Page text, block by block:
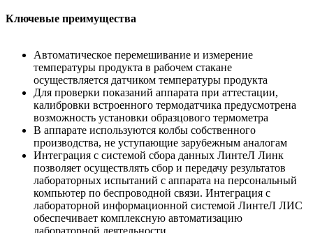
Ключевые преимущества
Автоматическое перемешивание и измерение
температуры продукта в рабочем стакане
осуществляется датчиком температуры продукта
Для проверки показаний аппарата при аттестации,
калибровки встроенного термодатчика предусмотрена
возможность установки образцового термометра
В аппарате используются колбы собственного
производства, не уступающие зарубежным аналогам
Интеграция с системой сбора данных ЛинтеЛ Линк
позволяет осуществлять сбор и передачу результатов
лабораторных испытаний с аппарата на персональный
компьютер по беспроводной связи. Интеграция с
лабораторной информационной системой ЛинтеЛ ЛИС
обеспечивает комплексную автоматизацию
лабораторной деятельности